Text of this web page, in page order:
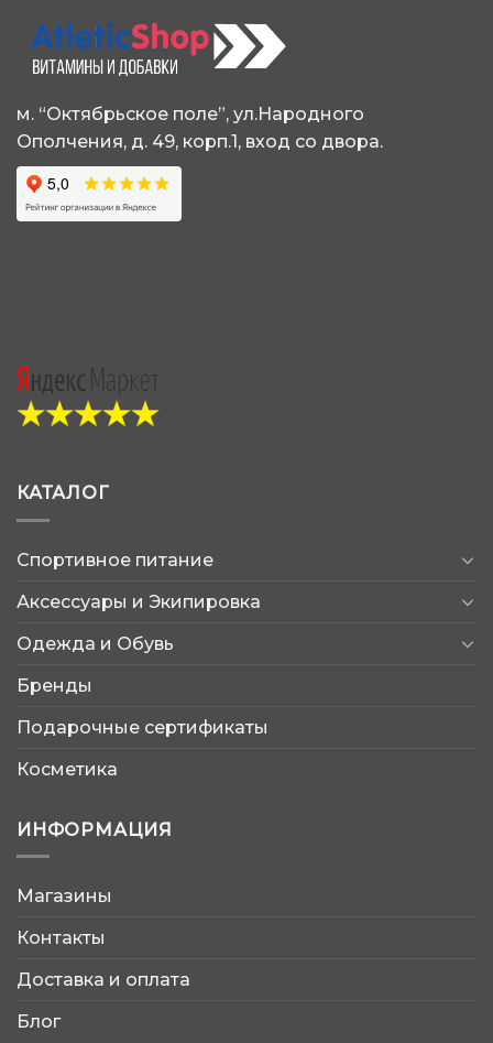
м. “Октябрьское поле”, ул.Народного
Ополчения, д. 49, корп.1, вход со двора.
КАТАЛОГ
Спортивное питание
Аксессуары и Экипировка
Одежда и Обувь
Бренды
Подарочные сертификаты
Косметика
ИНФОРМАЦИЯ
Магазины
Контакты
Доставка и оплата
Блог